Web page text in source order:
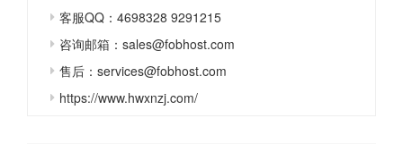
客服QQ：4698328 9291215
咨询邮箱：sales@fobhost.com
售后：services@fobhost.com
https://www.hwxnzj.com/